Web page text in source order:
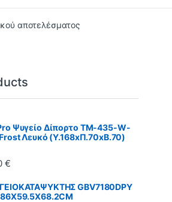
αποτελέσματος
Ψυγείο Δίπορτο TM-435-W-
Λευκό (Υ.168xΠ.70xΒ.70)
€
GBV7180DPY